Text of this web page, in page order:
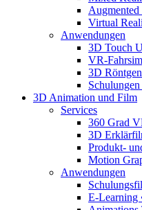
Virtual
Anwendungen
3D Touch
VR-
3D
3D Animation und Film
Services
360 Grad
3D
Produkt-
Motion
Anwendungen
E-Learning